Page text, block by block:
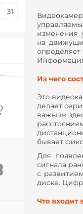
31
изменения
на
Из чего
Это
делает
важным
бывает
Для
сигнала
с
диске.
Что входит